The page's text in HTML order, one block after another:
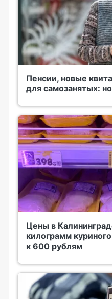
Пенсии, новые
для самозанятых:
Цены в
килограмм
к 600 рублям